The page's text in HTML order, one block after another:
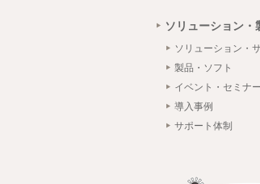
ソリューション・
ソリューション・
製品・ソフト
イベント・セミナー
導入事例
サポート体制